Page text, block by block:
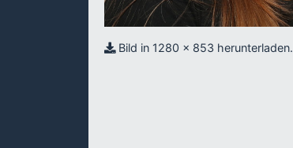
Bild in 1280 x 853 herunterladen.